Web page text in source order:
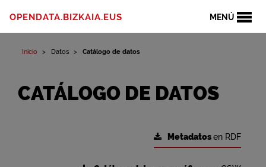
MENÚ
OPENDATA.BIZKAIA.EUS
Inicio Datos Catálogo de datos
CATÁLOGO DE DATOS
Metadatosen RDF